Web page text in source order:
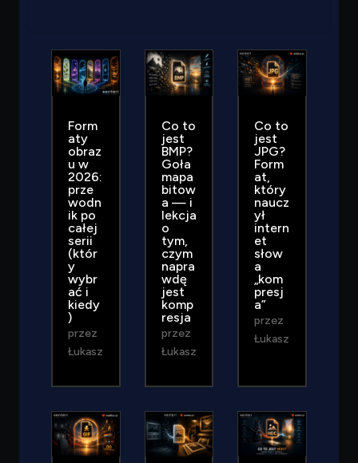
Form
aty
obraz
u w
2026:
prze
wodn
ik po
całej
serii
(któr
y
wybr
ać i
kiedy
)
przez
Łukasz
Co to
jest
BMP?
Goła
mapa
bitow
a — i
lekcja
o
tym,
czym
napra
wdę
jest
komp
resja
przez
Łukasz
Co to
jest
JPG?
Form
at,
który
naucz
ył
intern
et
słow
a
„kom
presj
a”
przez
Łukasz